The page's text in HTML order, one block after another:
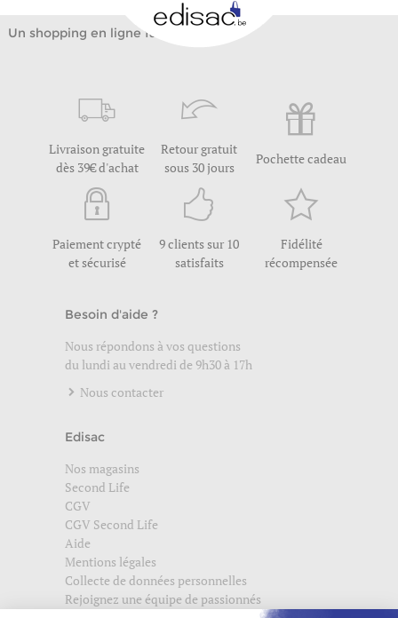
Un shopping en ligne facile
Livraison gratuite
dès 39€ d'achat
Retour gratuit
sous 30 jours
Pochette cadeau
Paiement crypté
et sécurisé
9 clients sur 10
satisfaits
Fidélité
récompensée
Besoin d'aide ?
Nous répondons à vos questions
du lundi au vendredi de 9h30 à 17h
Nous contacter
Edisac
Nos magasins
Second Life
CGV
CGV Second Life
Aide
Mentions légales
Collecte de données personnelles
Rejoignez une équipe de passionnés